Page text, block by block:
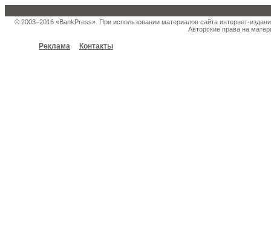
© 2003–2016 «BankPress». При использовании материалов сайта интернет-
Авторские права на
Реклама Контакты